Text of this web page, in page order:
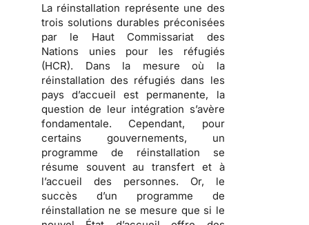
La réinstallation représente une des
trois solutions durables préconisées
par le Haut Commissariat des
Nations unies pour les réfugiés
(HCR). Dans la mesure où la
réinstallation des réfugiés dans les
pays d’accueil est permanente, la
question de leur intégration s’avère
fondamentale. Cependant, pour
certains gouvernements, un
programme de réinstallation se
résume souvent au transfert et à
l’accueil des personnes. Or, le
succès d’un programme de
réinstallation ne se mesure que si le